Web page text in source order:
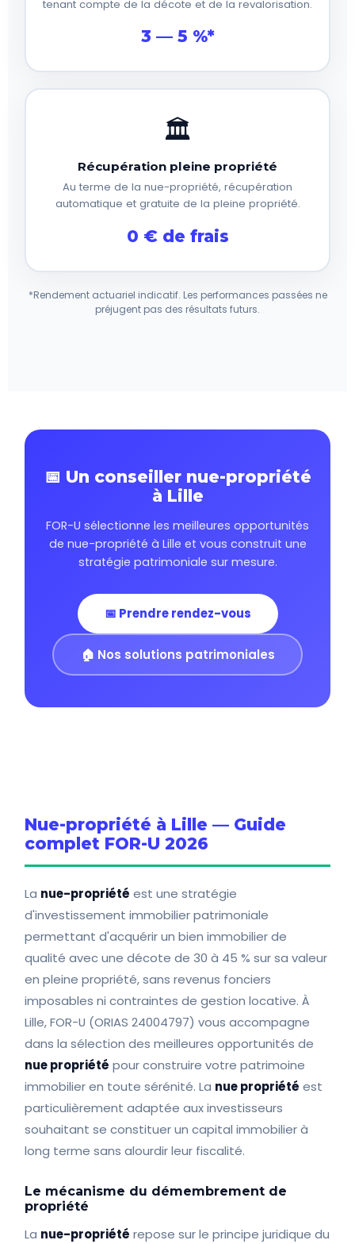
tenant compte de la décote et de la revalorisation.
3 — 5 %*
🏛️
Récupération pleine propriété
Au terme de la nue-propriété, récupération
automatique et gratuite de la pleine propriété.
0 € de frais
*Rendement actuariel indicatif. Les performances passées ne
préjugent pas des résultats futurs.
📅 Un conseiller nue-propriété
à Lille
FOR-U sélectionne les meilleures opportunités
de nue-propriété à Lille et vous construit une
stratégie patrimoniale sur mesure.
📅 Prendre rendez-vous
🏠 Nos solutions patrimoniales
Nue-propriété à Lille — Guide
complet FOR-U 2026
La nue-propriété est une stratégie
d'investissement immobilier patrimoniale
permettant d'acquérir un bien immobilier de
qualité avec une décote de 30 à 45 % sur sa valeur
en pleine propriété, sans revenus fonciers
imposables ni contraintes de gestion locative. À
Lille, FOR-U (ORIAS 24004797) vous accompagne
dans la sélection des meilleures opportunités de
nue propriété pour construire votre patrimoine
immobilier en toute sérénité. La nue propriété est
particulièrement adaptée aux investisseurs
souhaitant se constituer un capital immobilier à
long terme sans alourdir leur fiscalité.
Le mécanisme du démembrement de
propriété
La nue-propriété repose sur le principe juridique du